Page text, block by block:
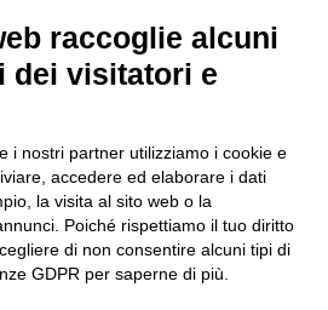
gestione e controllo – D. lgs.
231/2001
di vendita DKC Power Solutions
generali di acquisto
Codice etico
raccoglie alcuni
dei visitatori e
i nostri partner utilizziamo i cookie e
accedere ed elaborare i dati
la visita al sito web o la
Poiché rispettiamo il tuo diritto
di non consentire alcuni tipi di
GDPR per saperne di più.